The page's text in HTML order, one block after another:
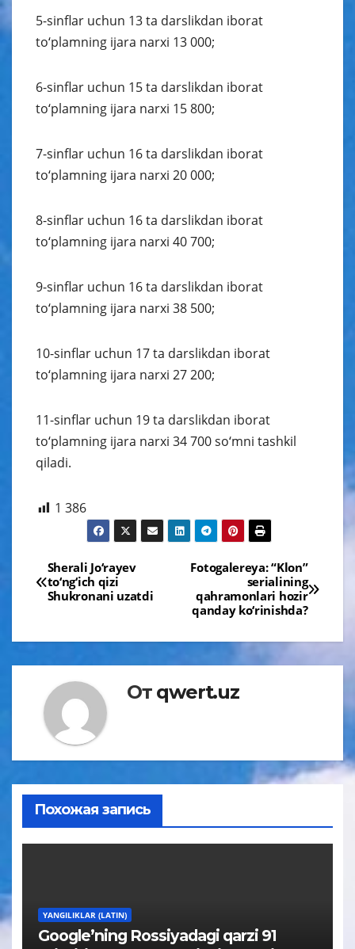
5-sinflar uchun 13 ta darslikdan iborat
to‘plamning ijara narxi 13 000;
6-sinflar uchun 15 ta darslikdan iborat
to‘plamning ijara narxi 15 800;
7-sinflar uchun 16 ta darslikdan iborat
to‘plamning ijara narxi 20 000;
8-sinflar uchun 16 ta darslikdan iborat
to‘plamning ijara narxi 40 700;
9-sinflar uchun 16 ta darslikdan iborat
to‘plamning ijara narxi 38 500;
10-sinflar uchun 17 ta darslikdan iborat
to‘plamning ijara narxi 27 200;
11-sinflar uchun 19 ta darslikdan iborat
to‘plamning ijara narxi 34 700 so‘mni tashkil
qiladi.
1 386
Навигация
по
Fotogalereya: “Klon”
serialining
qahramonlari hozir
qanday ko‘rinishda?
Sherali Jo‘rayev
to‘ng‘ich qizi
Shukronani uzatdi
От qwert.uz
Похожая запись
YANGILIKLAR (LATIN)
Google’ning Rossiyadagi qarzi 91